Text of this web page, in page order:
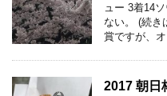
ュー 3着14
ない。 (続き
賞ですが、
2017 朝日